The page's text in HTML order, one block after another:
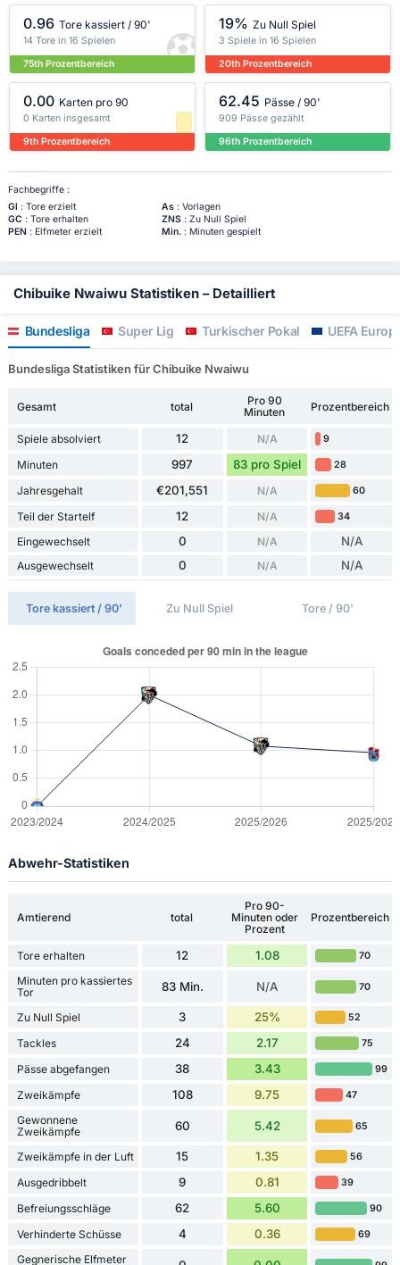
0.96 Tore kassiert / 90'
14 Tore in 16 Spielen
75th Prozentbereich
19% Zu Null Spiel
3 Spiele in 16 Spielen
20th Prozentbereich
0.00 Karten pro 90
0 Karten insgesamt
9th Prozentbereich
62.45 Pässe / 90'
909 Pässe gezählt
96th Prozentbereich
Fachbegriffe :
Gl : Tore erzielt As: Vorlagen
GC : Tore erhalten ZNS: Zu Null Spiel
PEN: Elfmeter erzielt Min.: Minuten gespielt
Chibuike Nwaiwu Statistiken – Detailliert
Bundesliga Super Lig Turkischer Pokal UEFA
Bundesliga Statistiken für Chibuike Nwaiwu
Gesamt total
Pro 90
Minuten
Prozentbereich
Spiele absolviert 12 N/A 9
Minuten 997 83 pro Spiel 28
Jahresgehalt €201,551 N/A 60
Teil der Startelf 12 N/A 34
Eingewechselt 0 N/A N/A
Ausgewechselt 0 N/A N/A
Tore kassiert / 90' Zu Null Spiel Tore / 90'
Abwehr-Statistiken
Amtierend total
Pro 90-
Minuten oder
Prozent
Prozentbereich
Tore erhalten 12 1.08 70
Minuten pro kassiertes
Tor
83 Min. N/A 70
Zu Null Spiel 3 25% 52
Tackles 24 2.17 75
Pässe abgefangen 38 3.43 99
Zweikämpfe 108 9.75 47
Gewonnene
Zweikämpfe
60 5.42 65
Zweikämpfe in der Luft 15 1.35 56
Ausgedribbelt 9 0.81 39
Befreiungsschläge 62 5.60 90
Verhinderte Schüsse 4 0.36 69
Gegnerische Elfmeter